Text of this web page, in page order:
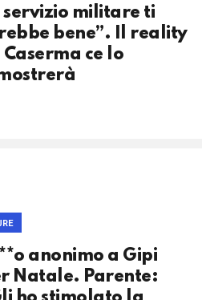
servizio militare ti
bene”. Il reality
Caserma ce lo
anonimo a Gipi
Natale. Parente: